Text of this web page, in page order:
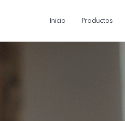
Inicio Productos